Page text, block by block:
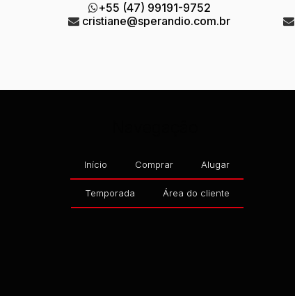
+55 (47) 99191-9752
cristiane@sperandio.com.br
Início Comprar Alugar
Temporada Área do cliente